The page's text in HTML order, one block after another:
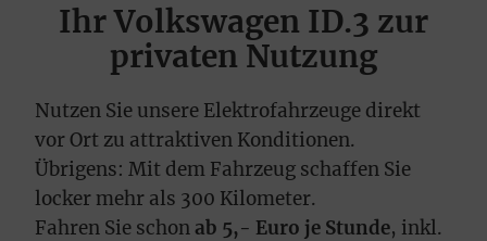
Ihr Volkswagen ID.3 zur
privaten Nutzung
Nutzen Sie unsere Elektrofahrzeuge direkt
vor Ort zu attraktiven Konditionen.
Übrigens: Mit dem Fahrzeug schaffen Sie
locker mehr als 300 Kilometer.
Fahren Sie schon ab 5,- Euro je Stunde, inkl.